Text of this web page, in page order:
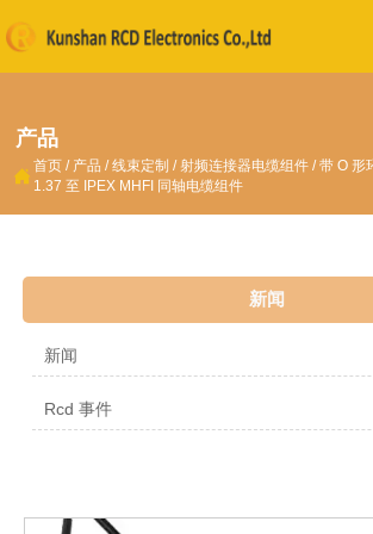
产品
 首页 / 产品 /线束定制 / 射频连接器电缆组件 /带 O 形
1.37 至 IPEX MHFI 同轴电缆组件
新闻
新闻
Rcd 事件